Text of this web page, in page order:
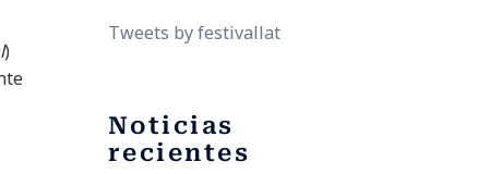
)
Tweets by festivallat
Noticias
recientes